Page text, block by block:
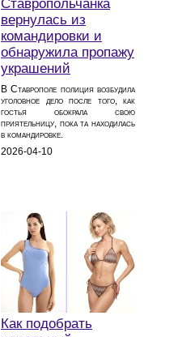
Ставропольчанка
вернулась из
командировки и
обнаружила пропажу
украшений
В Ставрополе полиция возбудила
уголовное дело после того, как
гостья обокрала свою
приятельницу, пока та находилась
в командировке.
2026-04-10
Как подобрать